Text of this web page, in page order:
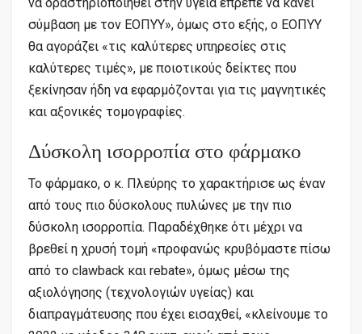
σύμβαση με τον ΕΟΠΥΥ», όμως στο εξής, ο ΕΟΠΥΥ
θα αγοράζει «τις καλύτερες υπηρεσίες στις
καλύτερες τιμές», με ποιοτικούς δείκτες που
ξεκίνησαν ήδη να εφαρμόζονται για τις μαγνητικές
και αξονικές τομογραφίες.
Δύσκολη ισορροπία στο φάρμακο
Το φάρμακο, ο κ. Πλεύρης το χαρακτήρισε ως έναν
από τους πιο δύσκολους πυλώνες με την πιο
δύσκολη ισορροπία. Παραδέχθηκε ότι μέχρι να
βρεθεί η χρυσή τομή «προφανώς κρυβόμαστε πίσω
από το clawback και rebate», όμως μέσω της
αξιολόγησης (τεχνολογιών υγείας) και
διαπραγμάτευσης που έχει εισαχθεί, «κλείνουμε το